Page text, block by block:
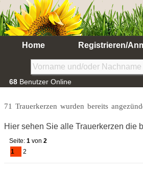
Home Registrieren/
68 Benutzer Online
71 Trauerkerzen wurden bereits
Hier sehen Sie alle Trauerkerzen die
Seite: 1 von 2
1
2